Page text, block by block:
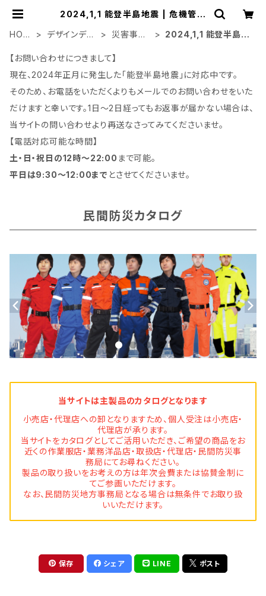
2024,1,1 能登半島地震 | 危機管理
HOM
デザインデー
災害事案
2024,1,1 能登半島地
【お問い合わせにつきまして】
現在、2024年正月に発生した「能登半島地震」に対応中です。
そのため、お電話をいただくよりもメールでのお問い合わせをいた
だけますと幸いです。1日～2日経ってもお返事が届かない場合は、
当サイトの問い合わせより再送なさってみてくださいませ。
【電話対応可能な時間】
土・日・祝日の12時～22:00 まで可能。
平日は9:30～12:00まで とさせてくださいませ。
民間防災カタログ
当サイトは主製品のカタログとなります
小売店・代理店への卸となりますため、個人受注は小売店・
代理店が承ります。
当サイトをカタログとしてご活用いただき、ご希望の商品をお
近くの作業服店・業務洋品店・取扱店・代理店・民間防災事
務局にてお尋ねください。
製品の取り扱いをお考えの方は年次会費または協賛金制に
てご参画いただけます。
なお、民間防災地方事務局となる場合は無条件でお取り扱
いいただけます。
保存 シェア LINE ポスト